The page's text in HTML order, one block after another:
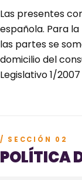
Las presentes
española. Para
las partes se
domicilio del
Legislativo 1/
/ SECCIÓN 02
POLÍTICA